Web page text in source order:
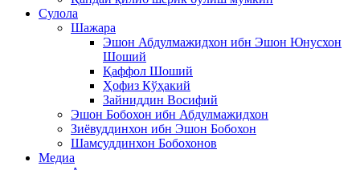
Сулола
Шажара
Эшон Абдулмажидхон ибн Эшон Юнусхон
Шоший
Қаффол Шоший
Ҳофиз Кўҳакий
Зайниддин Восифий
Эшон Бобохон ибн Абдулмажидхон
Зиёвуддинхон ибн Эшон Бобохон
Шамсуддинхон Бобохонов
Медиа